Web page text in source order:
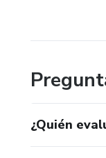
¿Quién